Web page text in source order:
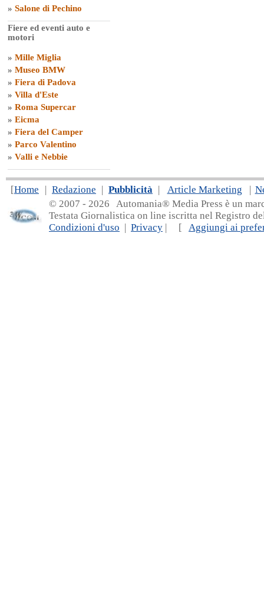
» Salone di Pechino
Fiere ed eventi auto e
motori
» Mille Miglia
» Museo BMW
» Fiera di Padova
» Villa d'Este
» Roma Supercar
» Eicma
» Fiera del Camper
» Parco Valentino
» Valli e Nebbie
[Home | Redazione | Pubblicità | Article Marketing |
© 2007 - 2026 Automania® Media Press è un
Testata Giornalistica on line iscritta nel Registro
Condizioni d'uso | Privacy | [ Aggiungi ai